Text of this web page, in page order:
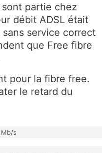
partie chez
débit ADSL était
service correct
que Free fibre
pour la fibre free.
le retard du
Mb/s